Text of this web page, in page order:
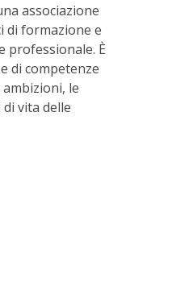
associazione
di formazione e
professionale. È
di competenze
le
vita delle